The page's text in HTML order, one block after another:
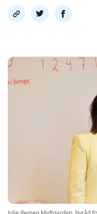
Del
link
Del
på
Del
på